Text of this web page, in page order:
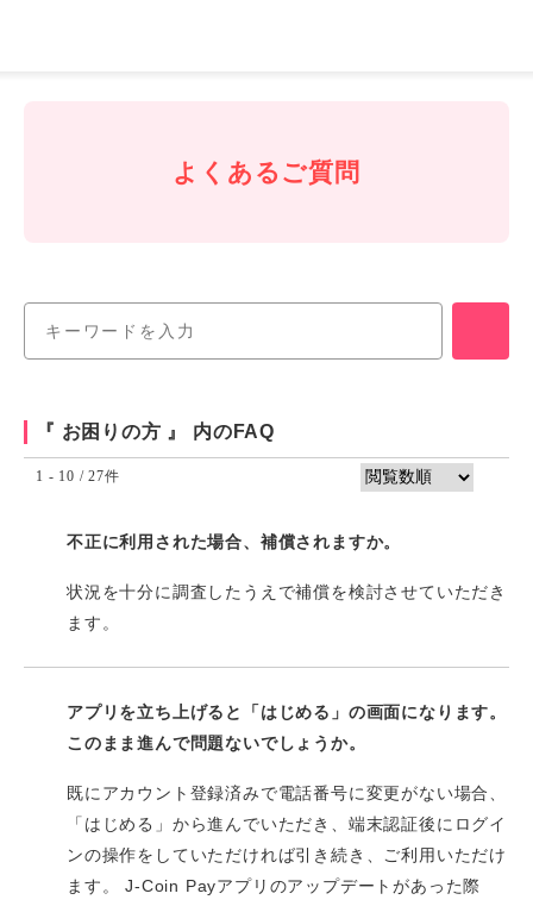
よくあるご質問
『 お困りの方 』 内のFAQ
1 - 10 / 27件
不正に利用された場合、補償されますか。
状況を十分に調査したうえで補償を検討させていただき
ます。
アプリを立ち上げると「はじめる」の画面になります。
このまま進んで問題ないでしょうか。
既にアカウント登録済みで電話番号に変更がない場合、
「はじめる」から進んでいただき、端末認証後にログイ
ンの操作をしていただければ引き続き、ご利用いただけ
ます。 J-Coin Payアプリのアップデートがあった際